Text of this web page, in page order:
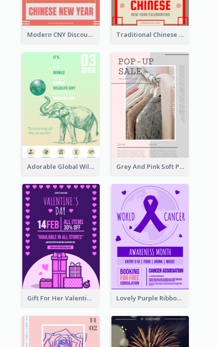
Modern CNY Discount Poster Design Traditional Chinese New Year Promotional Designs
Adorable Global Wildlife Poster Design Idea Grey And Pink Soft Photo Pop Up Sale Poster
Gift For Her Valentine Celebration Poster Design Template Lovely Purple Ribbon Poster Design Template